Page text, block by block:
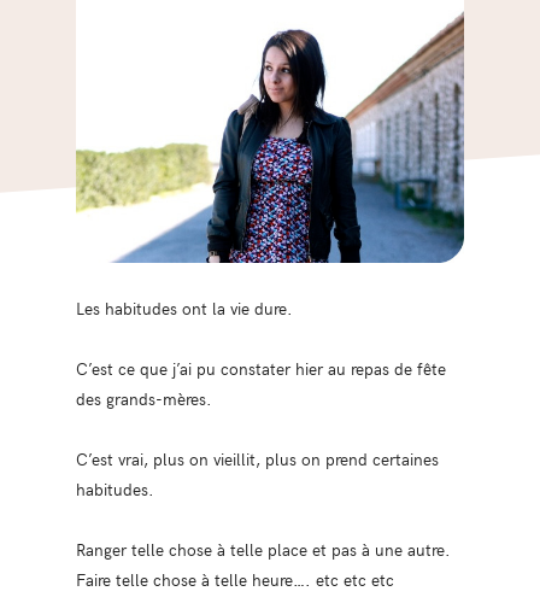
Les habitudes ont la vie dure.
C’est ce que j’ai pu constater hier au repas de fête
des grands-mères.
C’est vrai, plus on vieillit, plus on prend certaines
habitudes.
Ranger telle chose à telle place et pas à une autre.
Faire telle chose à telle heure…. etc etc etc